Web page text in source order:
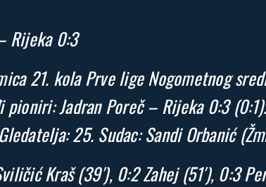
Rijeka 0:3
21. kola Prve lige Nogometnog
pioniri: Jadran Poreč – Rijeka 0:3 (0:1).
25. Sudac: Sandi Orbanić
Kraš (39′), 0:2 Zahej (51′), 0:3